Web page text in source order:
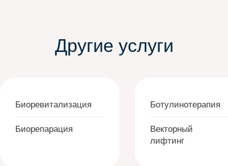
Другие услуги
Биоревитализация
Биорепарация
Ботулинотерапия
Векторный
лифтинг